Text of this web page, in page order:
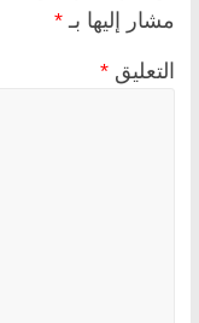
مشار إليها بـ *
التعليق *